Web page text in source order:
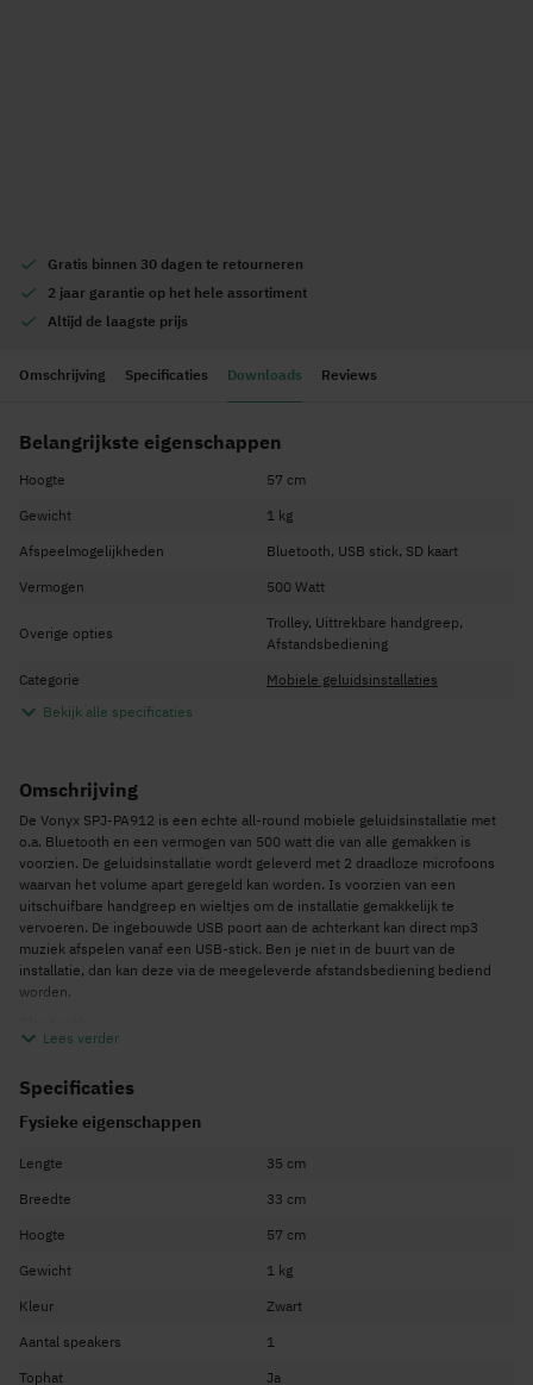
Gratis binnen 30 dagen te retourneren
2 jaar garantie op het hele assortiment
Altijd de laagste prijs
Omschrijving Specificaties Downloads Reviews
Omschrijving
De Vonyx SPJ-PA912 is een echte all-round mobiele geluidsinstallatie met
o.a. Bluetooth en een vermogen van 500 watt die van alle gemakken is
voorzien. De geluidsinstallatie wordt geleverd met 2 draadloze microfoons
waarvan het volume apart geregeld kan worden. Is voorzien van een
uitschuifbare handgreep en wieltjes om de installatie gemakkelijk te
vervoeren. De ingebouwde USB poort aan de achterkant kan direct mp3
muziek afspelen vanaf een USB-stick. Ben je niet in de buurt van de
installatie, dan kan deze via de meegeleverde afstandsbediening bediend
worden.
De Vonyx SPJ-PA912 is voorzien van een Bluetooth module. Hiermee is het
PA912. Koppel je telefoon of tablet via Bluetooth en het geluid van je
draadloos!
AUX Lijn ingang en USB poort
het aansluiten van een MP3 speler, iPod, iPhone etc. via de koptelefoon
Bij de levering zijn 2 draadloze microfoons ingesloten die werken op het UHF
netwerk. Deze microfoons hebben een vaste frequentie en werken direct bij
nodig.
5 Bands grafische equalizer
Lees verder
Specificaties
Fysieke eigenschappen
Lengte
35 cm
Breedte
33 cm
Hoogte
57 cm
Gewicht
1 kg
Kleur
Zwart
Aantal speakers
1
Tophat
Ja
Belangrijkste eigenschappen
Hoogte
57 cm
Gewicht
1 kg
Afspeelmogelijkheden
Bluetooth, USB stick, SD kaart
Vermogen
500 Watt
Overige opties
Trolley, Uittrekbare handgreep,
Afstandsbediening
Categorie
Mobiele geluidsinstallaties
Bekijk alle specificaties